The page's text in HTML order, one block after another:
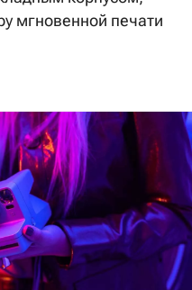
мгновенной печати